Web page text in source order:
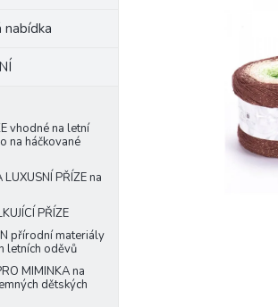
vhodné na letní
na háčkované
PŘÍZE na
PŘÍZE
přírodní materiály
letních oděvů
MIMINKA na
dětských